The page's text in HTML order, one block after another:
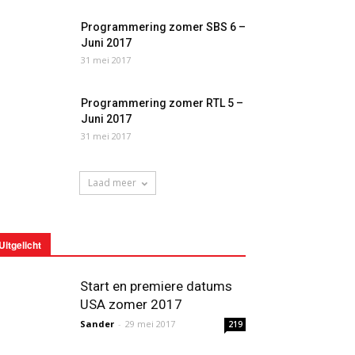
Programmering zomer SBS 6 –
Juni 2017
31 mei 2017
Programmering zomer RTL 5 –
Juni 2017
31 mei 2017
Laad meer
Uitgelicht
Start en premiere datums
USA zomer 2017
Sander - 29 mei 2017 219